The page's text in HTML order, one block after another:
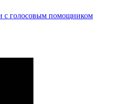
с голосовым помощником